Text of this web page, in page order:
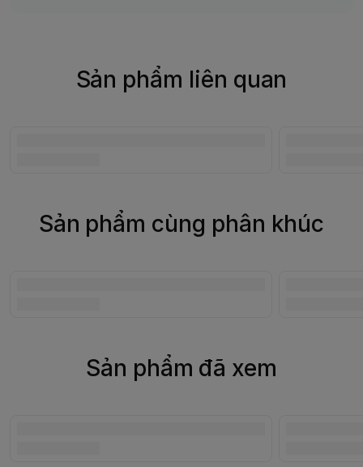
Sản phẩm liên quan
Sản phẩm cùng phân khúc
Sản phẩm đã xem